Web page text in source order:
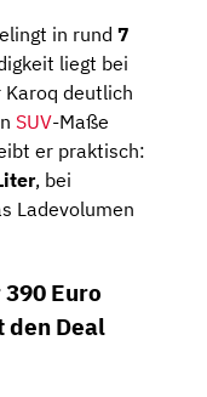
in rund 7
liegt bei
deutlich
SUV-Maße
er praktisch:
, bei
Ladevolumen
Euro
den Deal